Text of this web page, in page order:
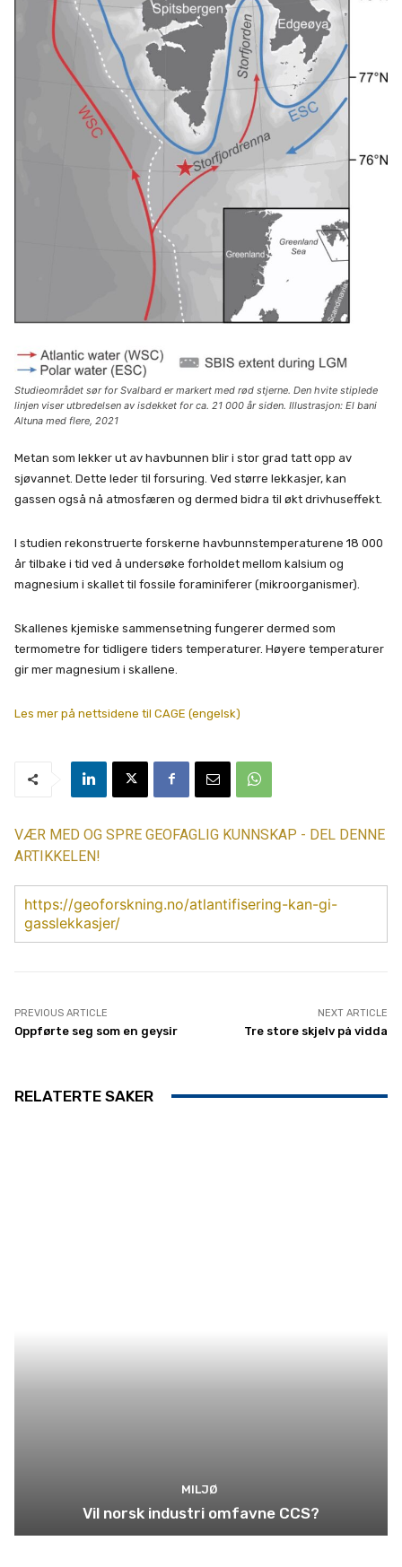
Studieområdet sør for Svalbard er markert med rød stjerne. Den hvite stiplede
linjen viser utbredelsen av isdekket for ca. 21 000 år siden. Illustrasjon: El bani
Altuna med flere, 2021
Metan som lekker ut av havbunnen blir i stor grad tatt opp av
sjøvannet. Dette leder til forsuring. Ved større lekkasjer, kan
gassen også nå atmosfæren og dermed bidra til økt drivhuseffekt.
I studien rekonstruerte forskerne havbunnstemperaturene 18 000
år tilbake i tid ved å undersøke forholdet mellom kalsium og
magnesium i skallet til fossile foraminiferer (mikroorganismer).
Skallenes kjemiske sammensetning fungerer dermed som
termometre for tidligere tiders temperaturer. Høyere temperaturer
gir mer magnesium i skallene.
Les mer på nettsidene til CAGE (engelsk)
VÆR MED OG SPRE GEOFAGLIG KUNNSKAP - DEL DENNE
ARTIKKELEN!
https://geoforskning.no/atlantifisering-kan-gi-
gasslekkasjer/
PREVIOUS ARTICLE
Oppførte seg som en geysir
NEXT ARTICLE
Tre store skjelv på vidda
RELATERTE SAKER
MILJØ
Vil norsk industri omfavne CCS?